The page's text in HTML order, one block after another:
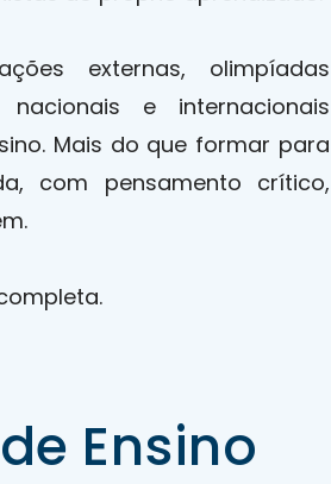
externas, olimpíadas
e internacionais
Mais do que formar para
com pensamento crítico,
Ensino